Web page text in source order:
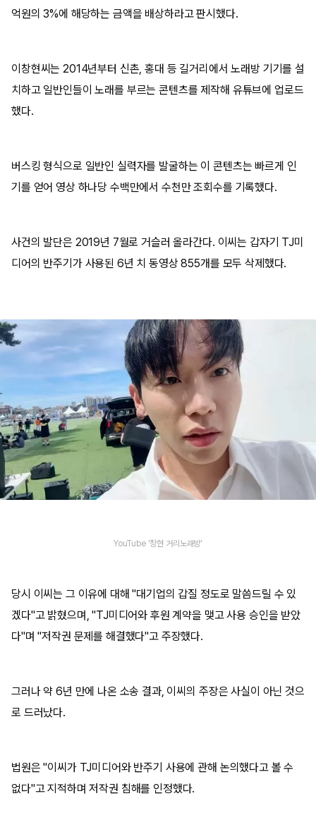
억원의 3%에 해당하는 금액을 배상하라고 판시했다.
이창현씨는 2014년부터 신촌, 홍대 등 길거리에서 노래방 기기를 설
치하고 일반인들이 노래를 부르는 콘텐츠를 제작해 유튜브에 업로드
했다.
버스킹 형식으로 일반인 실력자를 발굴하는 이 콘텐츠는 빠르게 인
기를 얻어 영상 하나당 수백만에서 수천만 조회수를 기록했다.
사건의 발단은 2019년 7월로 거슬러 올라간다. 이씨는 갑자기 TJ미
디어의 반주기가 사용된 6년 치 동영상 855개를 모두 삭제했다.
YouTube '창현 거리노래방'
당시 이씨는 그 이유에 대해 "대기업의 갑질 정도로 말씀드릴 수 있
겠다"고 밝혔으며, "TJ미디어와 후원 계약을 맺고 사용 승인을 받았
다"며 "저작권 문제를 해결했다"고 주장했다.
그러나 약 6년 만에 나온 소송 결과, 이씨의 주장은 사실이 아닌 것으
로 드러났다.
법원은 "이씨가 TJ미디어와 반주기 사용에 관해 논의했다고 볼 수
없다"고 지적하며 저작권 침해를 인정했다.